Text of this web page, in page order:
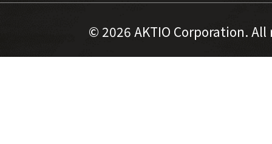
© 2026 AKTIO Corporation.